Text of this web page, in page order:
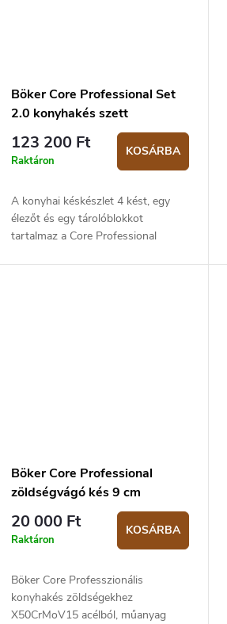
Böker Core Professional Set
2.0 konyhakés szett
123 200 Ft
Raktáron
KOSÁRBA
A konyhai késkészlet 4 kést, egy
élezőt és egy tárolóblokkot
tartalmaz a Core Professional
Böker Core Professional
zöldségvágó kés 9 cm
20 000 Ft
Raktáron
KOSÁRBA
Böker Core Professzionális
konyhakés zöldségekhez
X50CrMoV15 acélból, műanyag